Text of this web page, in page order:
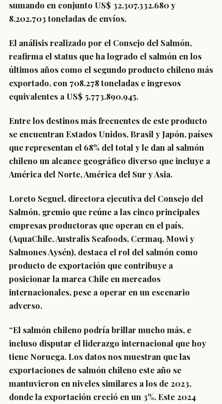
sumando en conjunto US$ 32.307.332.680 y
8.202.703 toneladas de envíos.
El análisis realizado por el Consejo del Salmón,
reafirma el status que ha logrado el salmón en los
últimos años como el segundo producto chileno más
exportado, con 708.278 toneladas e ingresos
equivalentes a US$ 5.773.890.945.
Entre los destinos más frecuentes de este producto
se encuentran Estados Unidos, Brasil y Japón, países
que representan el 68% del total y le dan al salmón
chileno un alcance geográfico diverso que incluye a
América del Norte, América del Sur y Asia.
Loreto Seguel, directora ejecutiva del Consejo del
Salmón, gremio que reúne a las cinco principales
empresas productoras que operan en el país,
(AquaChile, Australis Seafoods, Cermaq, Mowi y
Salmones Aysén), destaca el rol del salmón como
producto de exportación que contribuye a
posicionar la marca Chile en mercados
internacionales, pese a operar en un escenario
adverso.
“El salmón chileno podría brillar mucho más, e
incluso disputar el liderazgo internacional que hoy
tiene Noruega. Los datos nos muestran que las
exportaciones de salmón chileno este año se
mantuvieron en niveles similares a los de 2023,
donde la exportación creció en un 3%. Este 2024